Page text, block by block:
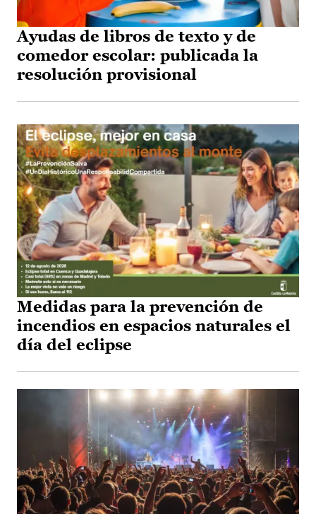
Ayudas de libros de texto y de
comedor escolar: publicada la
resolución provisional
Medidas para la prevención de
incendios en espacios naturales el
día del eclipse